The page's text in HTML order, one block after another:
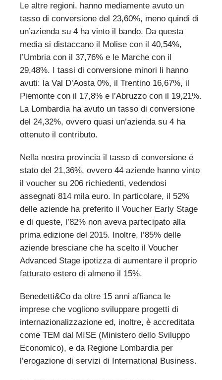
Le altre regioni, hanno mediamente avuto un
tasso di conversione del 23,60%, meno quindi di
un’azienda su 4 ha vinto il bando. Da questa
media si distaccano il Molise con il 40,54%,
l’Umbria con il 37,76% e le Marche con il
29,48%. I tassi di conversione minori li hanno
avuti: la Val D’Aosta 0%, il Trentino 16,67%, il
Piemonte con il 17,8% e l’Abruzzo con il 19,21%.
La Lombardia ha avuto un tasso di conversione
del 24,32%, ovvero quasi un’azienda su 4 ha
ottenuto il contributo.
Nella nostra provincia il tasso di conversione è
stato del 21,36%, ovvero 44 aziende hanno vinto
il voucher su 206 richiedenti, vedendosi
assegnati 814 mila euro. In particolare, il 52%
delle aziende ha preferito il Voucher Early Stage
e di queste, l’82% non aveva partecipato alla
prima edizione del 2015. Inoltre, l’85% delle
aziende bresciane che ha scelto il Voucher
Advanced Stage ipotizza di aumentare il proprio
fatturato estero di almeno il 15%.
Benedetti&Co da oltre 15 anni affianca le
imprese che vogliono sviluppare progetti di
internazionalizzazione ed, inoltre, è accreditata
come TEM dal MISE (Ministero dello Sviluppo
Economico), e da Regione Lombardia per
l’erogazione di servizi di International Business.